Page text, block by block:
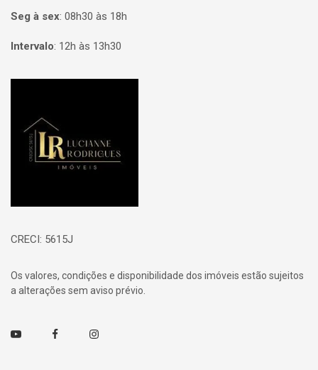
Seg à sex: 08h30 às 18h
Intervalo: 12h às 13h30
CRECI: 5615J
Os valores, condições e disponibilidade dos imóveis estão sujeitos
a alterações sem aviso prévio.
Youtube FacebookInstagram